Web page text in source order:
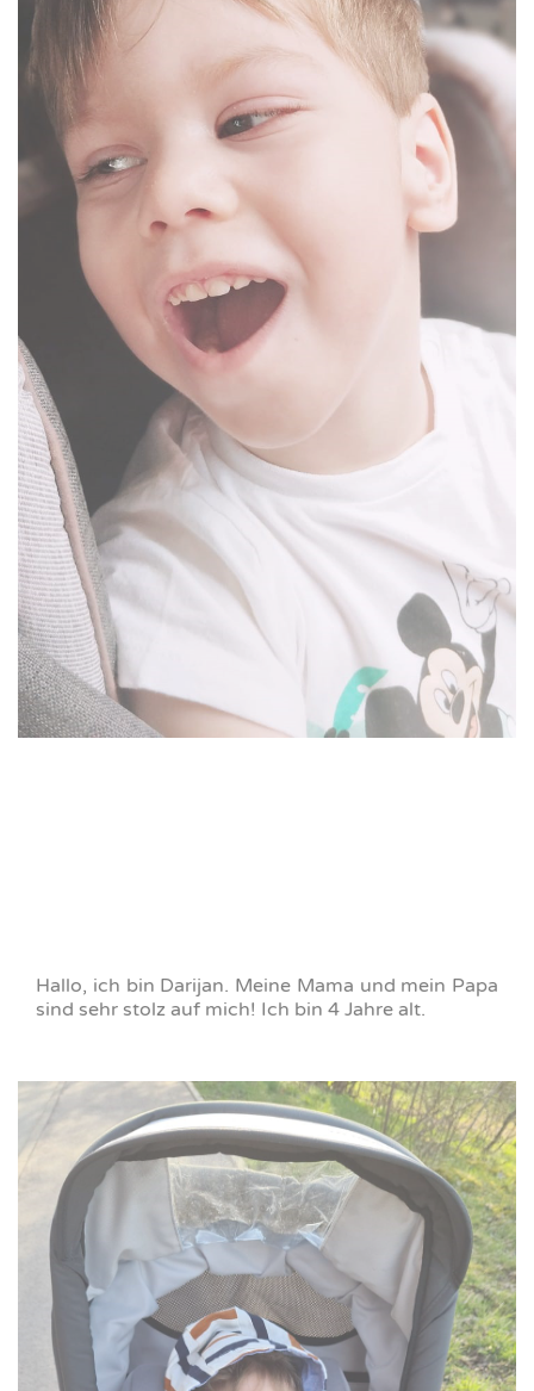
Hallo, ich bin Darijan. Meine Mama und mein Papa
sind sehr stolz auf mich! Ich bin 4 Jahre alt.